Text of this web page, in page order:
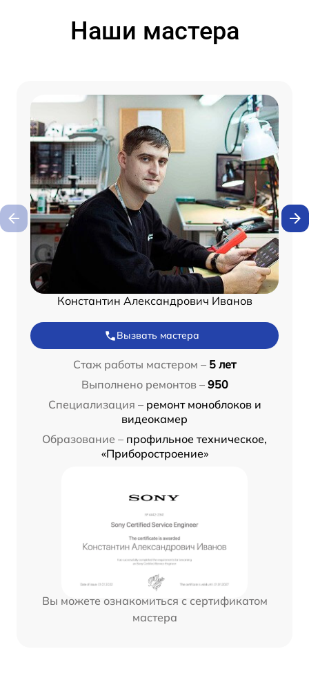
Наши мастера
Константин Александрович Иванов
Вызвать мастера
Стаж работы мастером – 5 лет
Выполнено ремонтов – 950
Специализация – ремонт моноблоков и
видеокамер
Образование – профильное техническое,
«Приборостроение»
Вы можете ознакомиться с сертификатом
мастера